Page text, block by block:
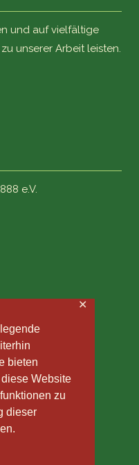
bieten
Website
zu
dieser
✕
und auf vielfältige
unserer Arbeit leisten.
e.V.